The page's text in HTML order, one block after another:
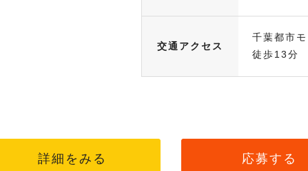
交通アクセス
千葉都市
徒歩13分
詳細をみる 応募する